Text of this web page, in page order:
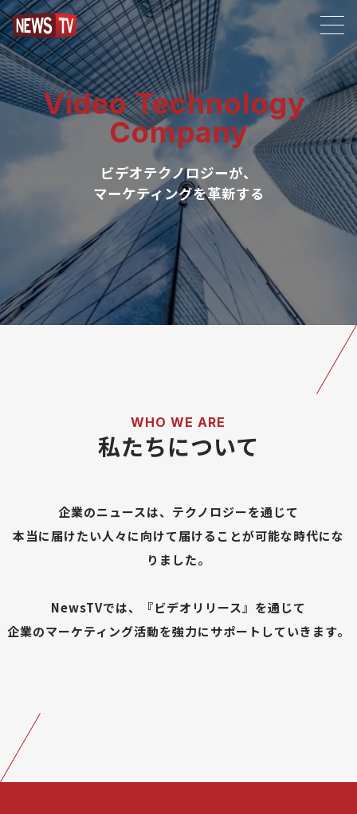
Video Technology
Company
ビデオテクノロジーが、
マーケティングを革新する
私たちについて
企業のニュースは、テクノロジーを通じて
本当に届けたい人々に向けて届けることが可能な時代にな
りました。
NewsTVでは、『ビデオリリース』を通じて
企業のマーケティング活動を強力にサポートしていきます。